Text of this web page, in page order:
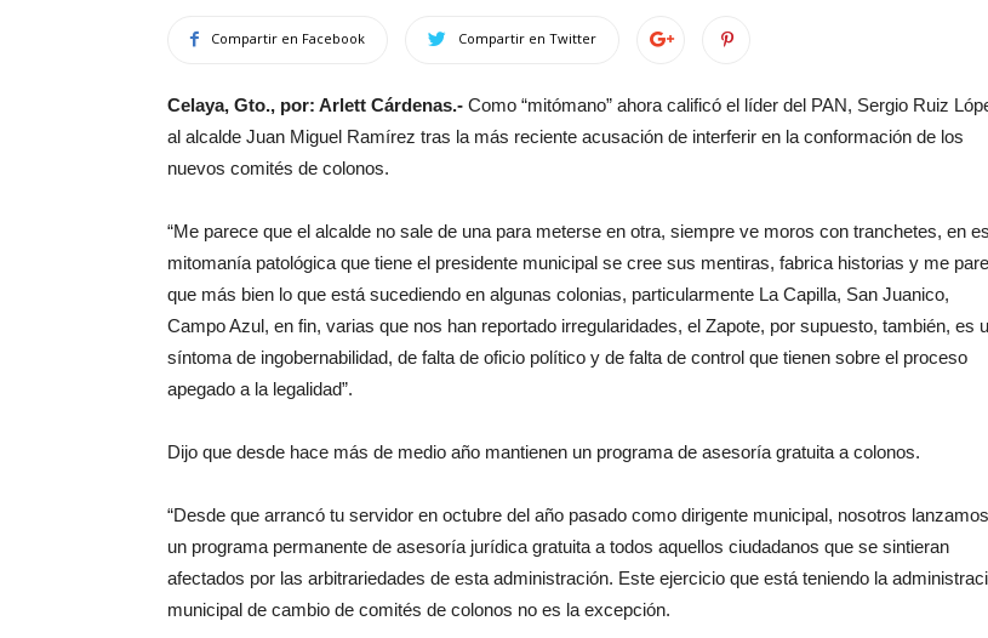
Compartir en Facebook Compartir en Twitter
Celaya, Gto., por: Arlett Cárdenas.- Como “mitómano” ahora calificó el líder del PAN, Sergio Ruiz
al alcalde Juan Miguel Ramírez tras la más reciente acusación de interferir en la conformación de los
nuevos comités de colonos.
“Me parece que el alcalde no sale de una para meterse en otra, siempre ve moros con tranchetes, en
mitomanía patológica que tiene el presidente municipal se cree sus mentiras, fabrica historias y me
que más bien lo que está sucediendo en algunas colonias, particularmente La Capilla, San Juanico,
Campo Azul, en fin, varias que nos han reportado irregularidades, el Zapote, por supuesto, también, es
síntoma de ingobernabilidad, de falta de oficio político y de falta de control que tienen sobre el proceso
apegado a la legalidad”.
Dijo que desde hace más de medio año mantienen un programa de asesoría gratuita a colonos.
“Desde que arrancó tu servidor en octubre del año pasado como dirigente municipal, nosotros lanzamos
un programa permanente de asesoría jurídica gratuita a todos aquellos ciudadanos que se sintieran
afectados por las arbitrariedades de esta administración. Este ejercicio que está teniendo la
municipal de cambio de comités de colonos no es la excepción.